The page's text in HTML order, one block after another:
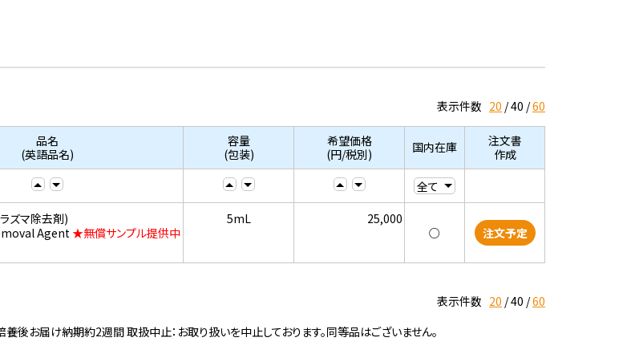
表示件数 20 40 60
品名
(英語品名)
容量
(包装)
希望価格
(円/税別)
国内在庫
注文書
作成
ズマ除去剤)
Agent★無償サンプル提供中
5mL
25,000
○
注文予定
表示件数 20 40 60
お届け納期約2週間 取扱中止：お取り扱いを中止しております。同等品はございません。